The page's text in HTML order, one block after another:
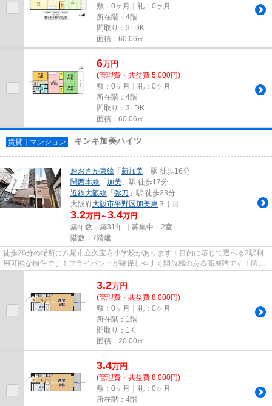
敷：0ヶ月｜礼：0ヶ月
所在階：4階
間取り：3LDK
面積：60.06㎡
6万円
(管理費・共益費 5,000円)
敷：0ヶ月｜礼：0ヶ月
所在階：4階
間取り：3LDK
面積：60.06㎡
賃貸｜マンション キンキ加美ハイツ
おおさか東線 「新加美 」駅 徒歩16分
関西本線 「加美 」駅 徒歩17分
近鉄大阪線 「弥刀 」駅 徒歩23分
大阪府大阪市平野区加美東 ３丁目
3.2万円～3.4万円
築年数：築31年 ｜募集中： 2室
階数：7階建
徒歩26分の場所に八尾市立久宝寺小学校があります！目的に応じて選べる2駅利
用可能な物件です！プライバシーが確保しやすく開放感のある高層階です！防犯
対策もバッチリなマンションタ...
3.2万円
(管理費・共益費 8,000円)
敷：0ヶ月｜礼：0ヶ月
所在階：1階
間取り：1K
面積：20.00㎡
3.4万円
(管理費・共益費 8,000円)
敷：0ヶ月｜礼：0ヶ月
所在階：4階